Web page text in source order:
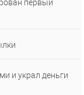
первый
и украл деньги